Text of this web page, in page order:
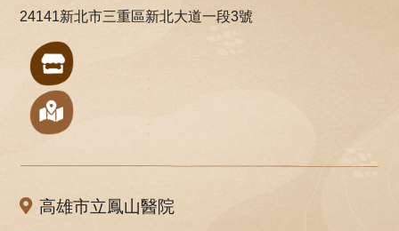
24141新北市三重區新北大道一段3號
高雄市立鳳山醫院